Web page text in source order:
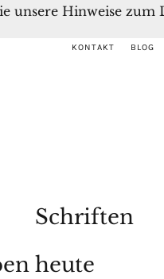
KONTAKT BLOG
Schriften
heute
unsere Hinweise zum